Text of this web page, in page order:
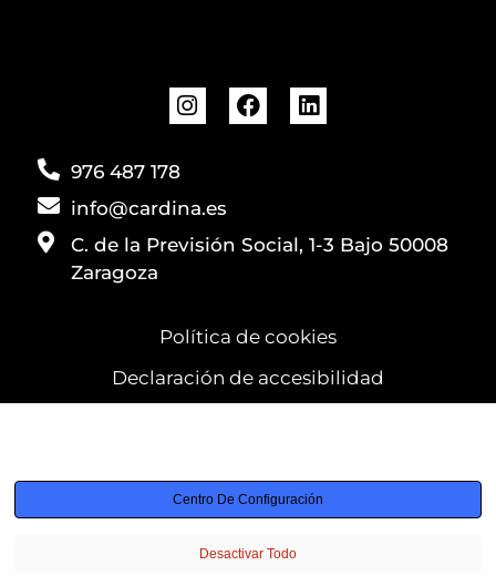
976 487 178
info@cardina.es
C. de la Previsión Social, 1-3 Bajo 50008
Zaragoza
Política de cookies
Declaración de accesibilidad
Centro De Configuración
Desactivar Todo